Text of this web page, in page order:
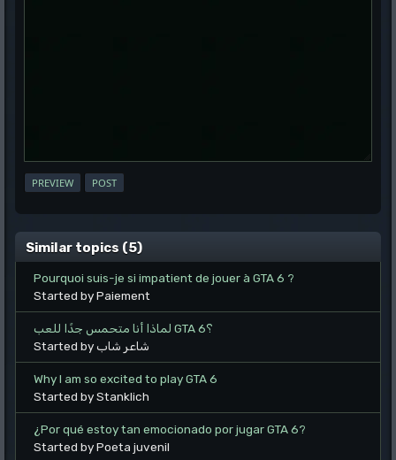
Similar topics (5)
Pourquoi suis-je si impatient de jouer à GTA 6 ?
Started by Paiement
لماذا أنا متحمس جدًا للعب GTA 6؟
Started by شاعر شاب
Why I am so excited to play GTA 6
Started by Stanklich
¿Por qué estoy tan emocionado por jugar GTA 6?
Started by Poeta juvenil